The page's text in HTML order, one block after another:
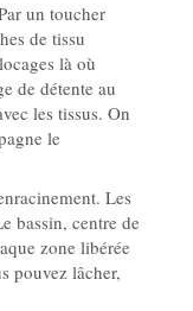
un toucher
de tissu
là où
de détente au
les tissus. On
le
Les
bassin, centre de
zone libérée
pouvez lâcher,